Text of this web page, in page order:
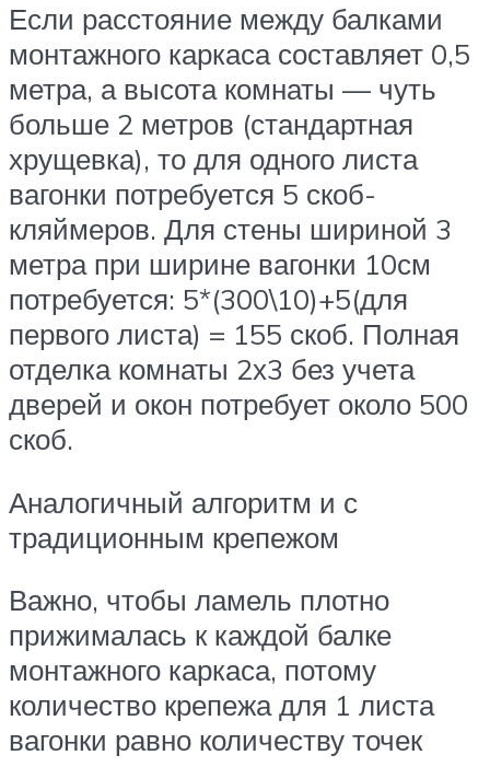
Если расстояние между балками
монтажного каркаса составляет 0,5
метра, а высота комнаты — чуть
больше 2 метров (стандартная
хрущевка), то для одного листа
вагонки потребуется 5 скоб-
кляймеров. Для стены шириной 3
метра при ширине вагонки 10см
потребуется: 5*(300\10)+5(для
первого листа) = 155 скоб. Полная
отделка комнаты 2х3 без учета
дверей и окон потребует около 500
скоб.
Аналогичный алгоритм и с
традиционным крепежом
Важно, чтобы ламель плотно
прижималась к каждой балке
монтажного каркаса, потому
количество крепежа для 1 листа
вагонки равно количеству точек